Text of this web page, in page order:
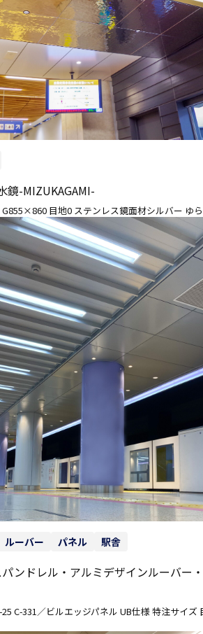
-MIZUKAGAMI-
目地0 ステンレス鏡面材シルバー ゆ
ルーバー パネル 駅舎
ンドレル・アルミデザインルーバー
25 C-331／ビルエッジパネル UB仕様 特注サイズ